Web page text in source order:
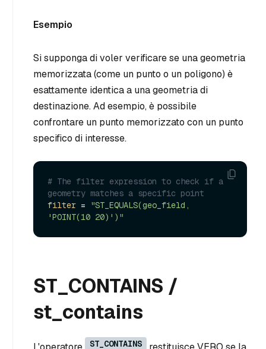
Esempio
Si supponga di voler verificare se una geometria
memorizzata (come un punto o un poligono) è
esattamente identica a una geometria di
destinazione. Ad esempio, è possibile
confrontare un punto memorizzato con un punto
specifico di interesse.
# The filter expression to check if a
geometry matches a specific point
filter =
"ST_EQUALS(geo_field,
'POINT(10 20)')"
ST_CONTAINS /
st_contains
ST_CONTAINS